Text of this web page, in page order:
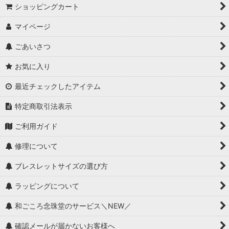
ショッピングカート
マイページ
ごあいさつ
お気に入り
最近チェックしたアイテム
特定商取引法表示
ご利用ガイド
修理について
ブレスレットサイズの選び方
ラッピングについて
和ごころ念珠堂のサービス＼NEW／
確認メールが届かないお客様へ